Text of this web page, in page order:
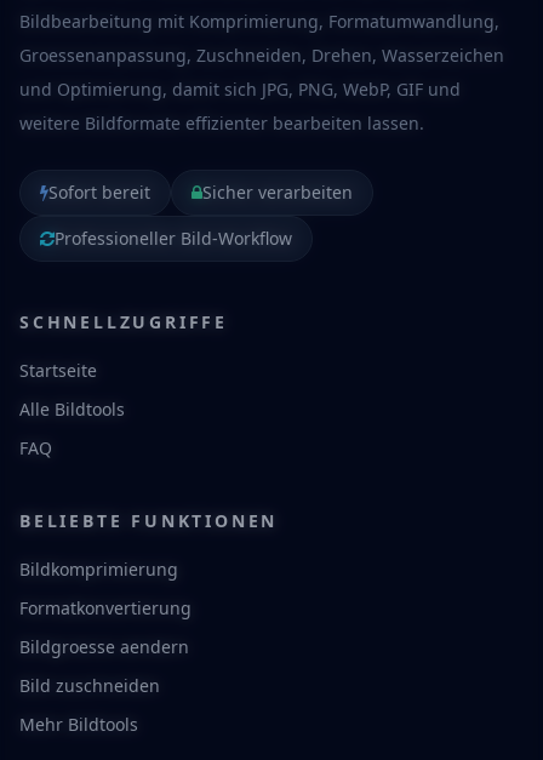
Bildbearbeitung mit Komprimierung, Formatumwandlung,
Groessenanpassung, Zuschneiden, Drehen, Wasserzeichen
und Optimierung, damit sich JPG, PNG, WebP, GIF und
weitere Bildformate effizienter bearbeiten lassen.
Sofort bereit
Sicher verarbeiten
Professioneller Bild-Workflow
SCHNELLZUGRIFFE
Startseite
Alle Bildtools
FAQ
BELIEBTE FUNKTIONEN
Bildkomprimierung
Formatkonvertierung
Bildgroesse aendern
Bild zuschneiden
Mehr Bildtools